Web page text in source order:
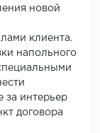
новой
клиента.
напольного
за интерьер
договора